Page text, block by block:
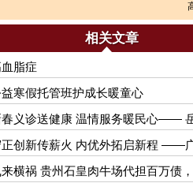
相关文章
脂症
寒假托管班护成长暖童心
春义诊送健康 温情服务暖民心——
创新传薪火 内优外拓启新程 ——
召开
横祸 贵州石皇肉牛场代担百万债